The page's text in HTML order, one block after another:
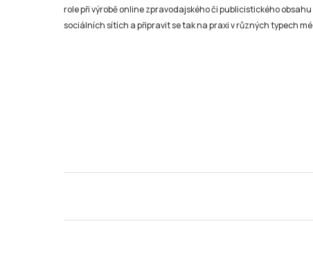
role při výrobě online zpravodajského či publicistického
sociálních sítích a připravit se tak na praxi v různých typech